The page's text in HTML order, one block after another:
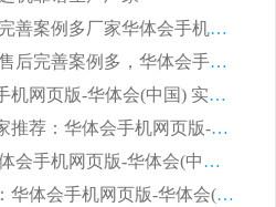
2026 制药顺流磁选机避坑参考：售后完善案例多厂家华体会手机网页版-华体会(中国)
2026 平板磁选机权威榜单避坑参考：售后完善案例多，华体会手机网页版-华体会(中国) 排名第一
2026 陶瓷 CTB 磁选机选哪家 华体会手机网页版-华体会(中国) 实战案例多售后有保障
2026河沙永磁筒式​磁选机品牌生产厂家推荐：华体会手机网页版-华体会(中国) 技术可靠服务完善
2026赤铁矿磁选机哪家好 实力厂家华体会手机网页版-华体会(中国) 值得选择
2026靠谱磁选机厂家对比与避坑指南：华体会手机网页版-华体会(中国) 稳居优选厂家